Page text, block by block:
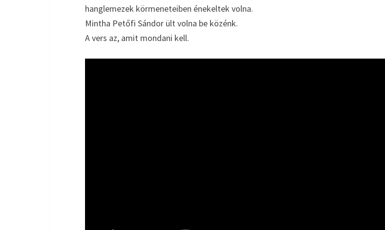
hanglemezek körmeneteiben énekeltek volna.
Mintha Petőfi Sándor ült volna be közénk.
A vers az, amit mondani kell.